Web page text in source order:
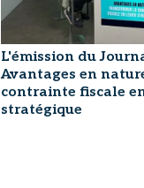
L'émission du
Avantages en
contrainte fiscale
stratégique